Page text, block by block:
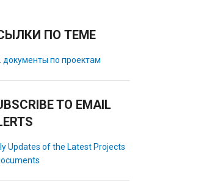
ПО ТЕМЕ
документы по проектам
TO EMAIL
Updates of the Latest Projects